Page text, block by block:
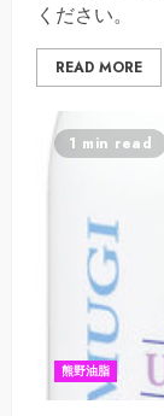
ください。
READ MORE
1 min read
熊野油脂